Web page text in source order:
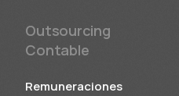
Outsourcing
Contable
Remuneraciones